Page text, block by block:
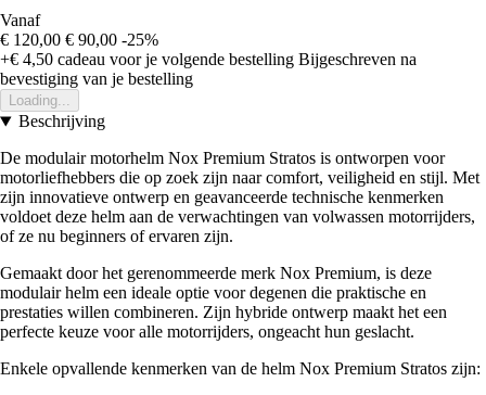
Vanaf
€ 120,00 € 90,00 -25%
+€ 4,50 cadeau voor je volgende bestelling Bijgeschreven na
bevestiging van je bestelling
Loading...
Beschrijving
De modulair motorhelm Nox Premium Stratos is ontworpen voor
motorliefhebbers die op zoek zijn naar comfort, veiligheid en stijl. Met
zijn innovatieve ontwerp en geavanceerde technische kenmerken
voldoet deze helm aan de verwachtingen van volwassen motorrijders,
of ze nu beginners of ervaren zijn.
Gemaakt door het gerenommeerde merk Nox Premium, is deze
modulair helm een ideale optie voor degenen die praktische en
prestaties willen combineren. Zijn hybride ontwerp maakt het een
perfecte keuze voor alle motorrijders, ongeacht hun geslacht.
Enkele opvallende kenmerken van de helm Nox Premium Stratos zijn: